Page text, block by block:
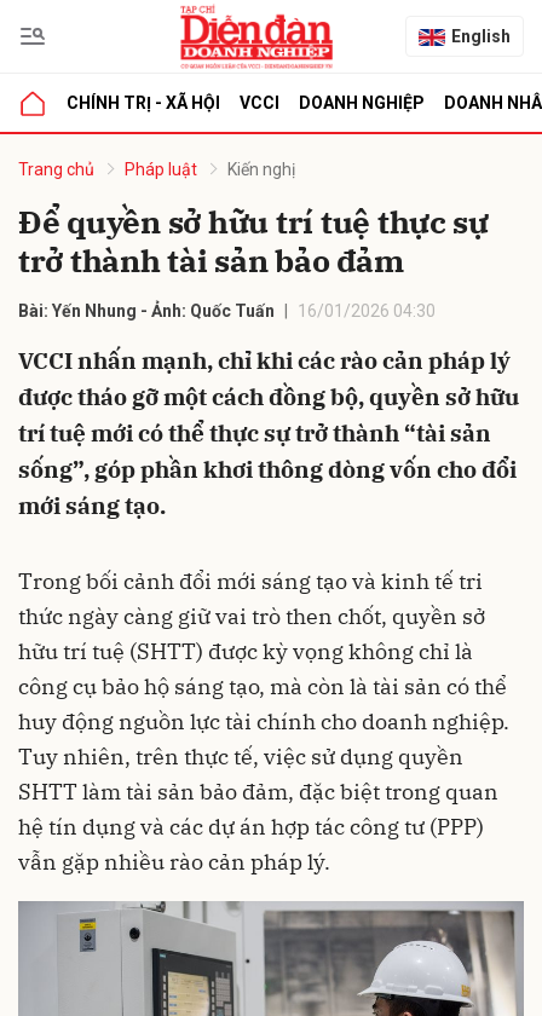
English
CHÍNH TRỊ - XÃ HỘI VCCI DOANH NGHIỆP DOANH
Trang chủ Pháp luật Kiến nghị
Để quyền sở hữu trí tuệ thực sự
trở thành tài sản bảo đảm
Bài: Yến Nhung - Ảnh: Quốc Tuấn 16/01/2026 04:30
VCCI nhấn mạnh, chỉ khi các rào cản pháp lý
được tháo gỡ một cách đồng bộ, quyền sở hữu
trí tuệ mới có thể thực sự trở thành “tài sản
sống”, góp phần khơi thông dòng vốn cho đổi
mới sáng tạo.
Trong bối cảnh đổi mới sáng tạo và kinh tế tri
thức ngày càng giữ vai trò then chốt, quyền sở
hữu trí tuệ (SHTT) được kỳ vọng không chỉ là
công cụ bảo hộ sáng tạo, mà còn là tài sản có thể
huy động nguồn lực tài chính cho doanh nghiệp.
Tuy nhiên, trên thực tế, việc sử dụng quyền
SHTT làm tài sản bảo đảm, đặc biệt trong quan
hệ tín dụng và các dự án hợp tác công tư (PPP)
vẫn gặp nhiều rào cản pháp lý.
luận
Hủy